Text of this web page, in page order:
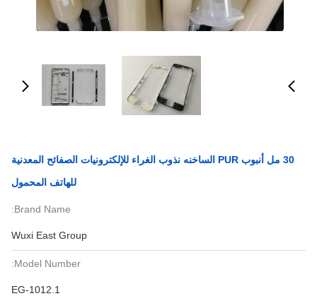
30 مل أنبوب PUR الساخنه نذوب الغراء للإلكترونيات الصفائح المعدنية
للهاتف المحمول
Brand Name:
Wuxi East Group
Model Number:
EG-1012.1